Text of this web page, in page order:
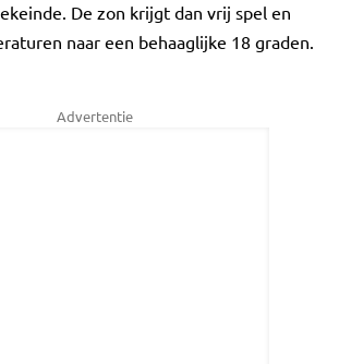
De zon krijgt dan vrij spel en
naar een behaaglijke 18 graden.
Advertentie